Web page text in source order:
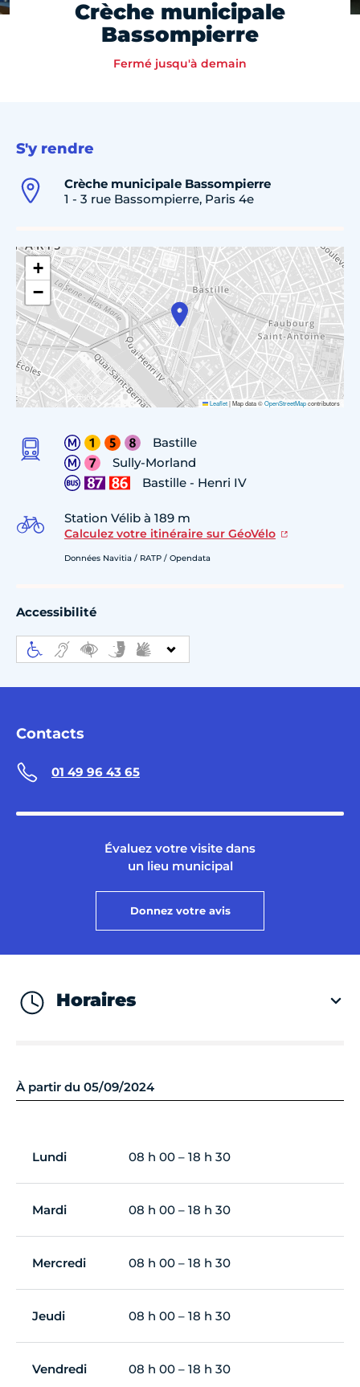
Crèche municipale
Bassompierre
Fermé jusqu'à demain
S'y rendre
Crèche municipale Bassompierre
1 - 3 rue Bassompierre, Paris 4e
+
−
Leaflet|Map data ©OpenStreetMapcontributors
Bastille
Sully-Morland
Bastille - Henri IV
Station Vélib à 189 m
Calculez votre itinéraire sur GéoVélo
Données Navitia / RATP / Opendata
Accessibilité
Contacts
01 49 96 43 65
Évaluez votre visite dans
un lieu municipal
Donnez votre avis
Horaires
À partir du 05/09/2024
Lundi 08 h 00 – 18 h 30
Mardi 08 h 00 – 18 h 30
Mercredi 08 h 00 – 18 h 30
Jeudi 08 h 00 – 18 h 30
Vendredi 08 h 00 – 18 h 30